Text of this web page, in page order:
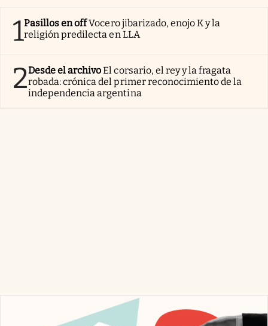
1Pasillos en offVocero jibarizado, enojo K y la
religión predilecta en LLA
2Desde el archivoEl corsario, el rey y la fragata
robada: crónica del primer reconocimiento de la
independencia argentina